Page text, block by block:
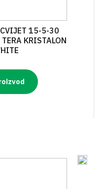
15-5-30
KRISTALON